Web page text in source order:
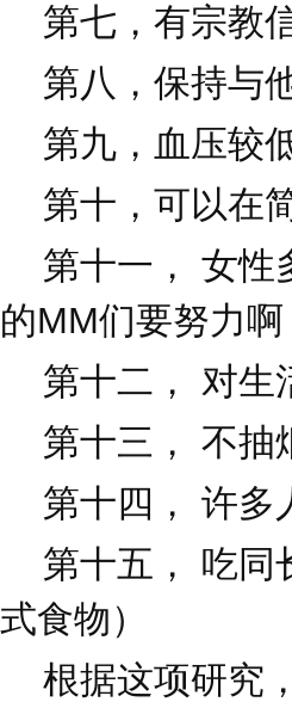
第七，有宗教
第八，保持与
第九，血压较
第十，可以在
第十一， 女性
的MM们要努力啊
第十二， 对生
第十三， 不抽
第十四， 许多
第十五， 吃同
式食物）
根据这项研究